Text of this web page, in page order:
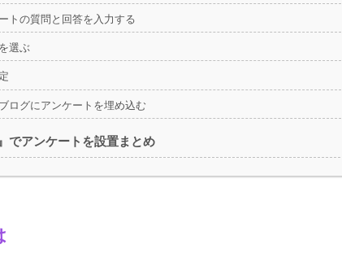
トの質問と回答を入力する
選ぶ
ログにアンケートを埋め込む
でアンケートを設置まとめ